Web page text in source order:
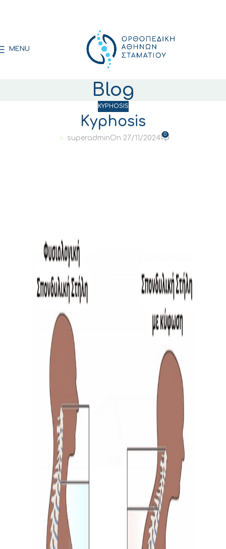
MENU
Blog
KYPHOSIS
Kyphosis
superadminOn 27/11/2024 0